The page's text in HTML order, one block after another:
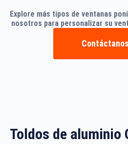
Explore más tipos de ventanas
nosotros para personalizar su
Contáctanos
Toldos de aluminio